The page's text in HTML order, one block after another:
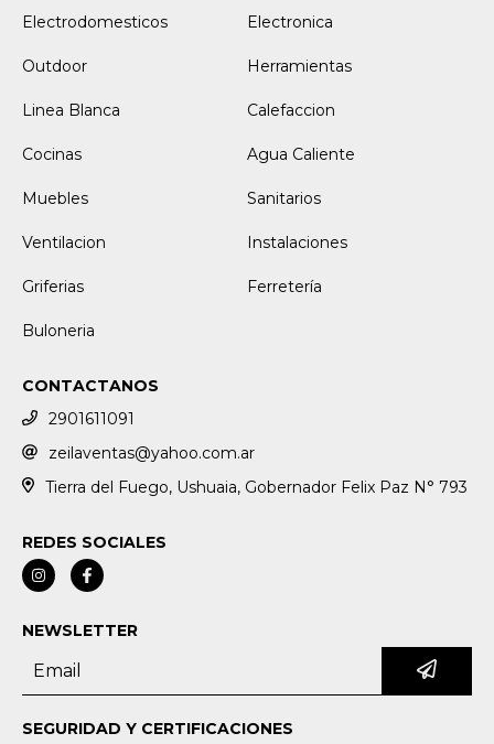
Electrodomesticos
Electronica
Outdoor Herramientas
Linea Blanca Calefaccion
Cocinas Agua Caliente
Muebles Sanitarios
Ventilacion Instalaciones
Griferias Ferretería
Buloneria
CONTACTANOS
2901611091
zeilaventas@yahoo.com.ar
Tierra del Fuego, Ushuaia, Gobernador Felix Paz N° 793
REDES SOCIALES
NEWSLETTER
SEGURIDAD Y CERTIFICACIONES